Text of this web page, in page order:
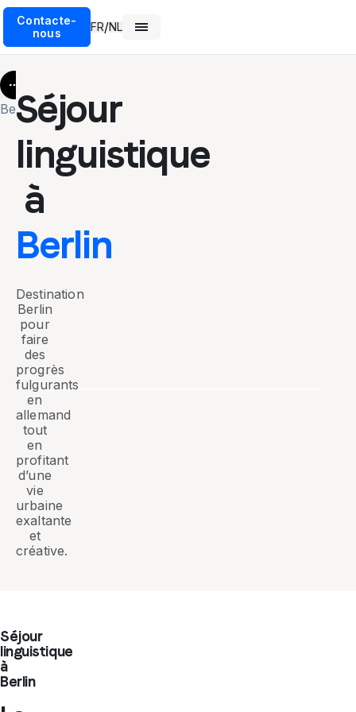
Contacte-
nous
FR/NL
More
BerlinSéjour
linguistique
à
Berlin
Destination
Berlin
pour
faire
des
progrès
fulgurants
en
allemand
tout
en
profitant
d’une
vie
urbaine
exaltante
et
créative.
Séjour
linguistique
à
Berlin